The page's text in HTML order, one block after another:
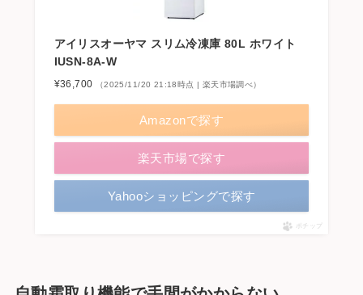
アイリスオーヤマ スリム冷凍庫 80L ホワイト
IUSN-8A-W
¥36,700 （2025/11/20 21:18時点 | 楽天市場調べ）
Amazonで探す
楽天市場で探す
Yahooショッピングで探す
ポチップ